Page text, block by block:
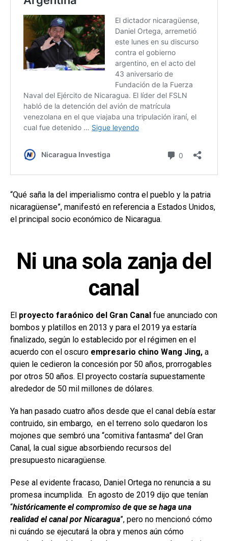
“Qué saña la del imperialismo contra el pueblo y la patria
nicaragüense”, manifestó en referencia a Estados Unidos,
el principal socio económico de Nicaragua.
Ni una sola zanja del
canal
El proyecto faraónico del Gran Canal fue anunciado con
bombos y platillos en 2013 y para el 2019 ya estaría
finalizado, según lo establecido por el régimen en el
acuerdo con el oscuro empresario chino Wang Jing, a
quien le cedieron la concesión por 50 años, prorrogables
por otros 50 años. El proyecto costaría supuestamente
alrededor de 50 mil millones de dólares.
Ya han pasado cuatro años desde que el canal debía estar
contruido, sin embargo, en el terreno solo quedaron los
mojones que sembró una “comitiva fantasma” del Gran
Canal, la cual sigue absorbiendo recursos del
presupuesto nicaragüense.
Pese al evidente fracaso, Daniel Ortega no renuncia a su
promesa incumplida. En agosto de 2019 dijo que tenían
“históricamente el compromiso de que se haga una
realidad el canal por Nicaragua”, pero no mencionó cómo
ni cuándo se ejecutará la obra y menos aún cómo